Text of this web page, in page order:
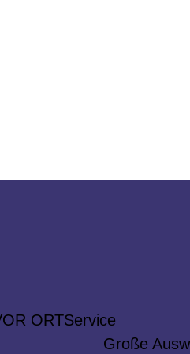
ORTService
Große